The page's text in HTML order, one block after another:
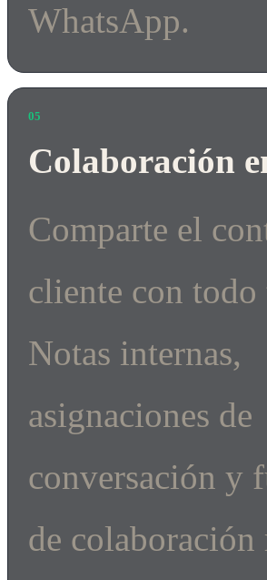
WhatsApp.
05
Colaboración
Comparte el
cliente con
Notas internas,
asignaciones de
conversación y
de colaboración